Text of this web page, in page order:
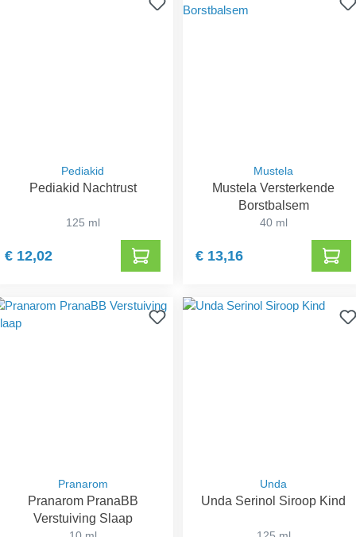
Pediakid
Pediakid Nachtrust
125 ml
€ 12,02
Mustela
Mustela Versterkende
Borstbalsem
40 ml
€ 13,16
Pranarom
Pranarom PranaBB
Verstuiving Slaap
Unda
Unda Serinol Siroop Kind